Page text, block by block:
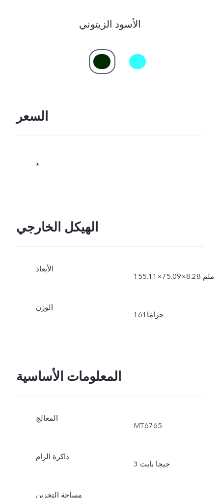
الأسود الزيتوني
السعر
*
الهيكل الخارجي
الأبعاد
الوزن
161جرامًا
المعلومات الأساسية
المعالج
MT6765
ذاكرة الرام
3 جيجا بايت
مساحة التخزين